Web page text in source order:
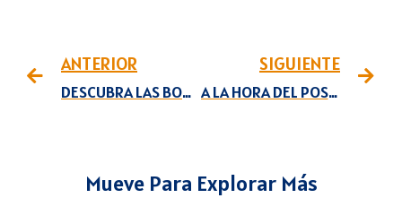
ANTERIOR
DESCUBRA LAS BONDADES DEL AGUACATE
SIGUIENTE
A LA HORA DEL POSTRE SORPRENDA CON UN FLAN DE COCO
Mueve Para Explorar Más